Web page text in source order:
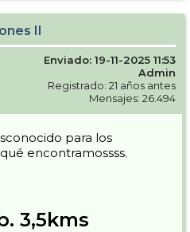
II
Enviado: 19-11-2025 11:53
Admin
Registrado: 21 años antes
Mensajes: 26.494
para los
encontramossss.
3,5kms